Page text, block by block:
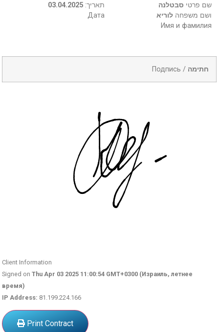
03.04.2025 :תאריך
Дата
שם פרטי סבטלנה
ושם משפחה לוריא
Имя и фамилия
Подпись / חתימה
Client Information
Signed onThu Apr 03 2025 11:00:54 GMT+0300 (Израиль, летнее
время)
IP Address: 81.199.224.166
Print Contract